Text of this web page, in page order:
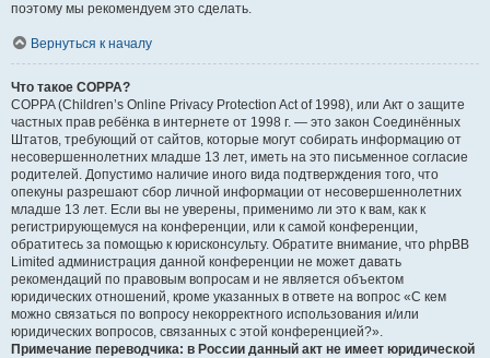
поэтому мы рекомендуем это сделать.
Вернуться к началу
Что такое COPPA?
COPPA (Children’s Online Privacy Protection Act of 1998), или Акт о защите
частных прав ребёнка в интернете от 1998 г. — это закон Соединённых
Штатов, требующий от сайтов, которые могут собирать информацию от
несовершеннолетних младше 13 лет, иметь на это письменное согласие
родителей. Допустимо наличие иного вида подтверждения того, что
опекуны разрешают сбор личной информации от несовершеннолетних
младше 13 лет. Если вы не уверены, применимо ли это к вам, как к
регистрирующемуся на конференции, или к самой конференции,
обратитесь за помощью к юрисконсульту. Обратите внимание, что phpBB
Limited администрация данной конференции не может давать
рекомендаций по правовым вопросам и не является объектом
юридических отношений, кроме указанных в ответе на вопрос «С кем
можно связаться по вопросу некорректного использования и/или
юридических вопросов, связанных с этой конференцией?».
Примечание переводчика: в России данный акт не имеет юридической